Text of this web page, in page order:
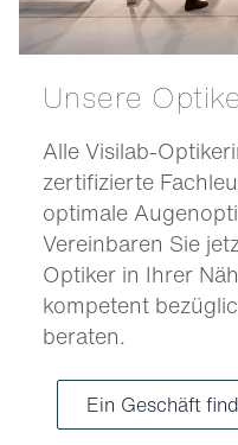
Unsere
Alle Visilab-
zertifizierte
optimale
Vereinbaren Sie
Optiker in Ihrer
kompetent
beraten.
Ein Geschäft